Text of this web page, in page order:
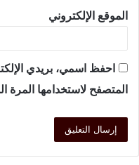
الموقع الإلكتروني
احفظ اسمي، بريدي
المتصفح لاستخدامها المرة